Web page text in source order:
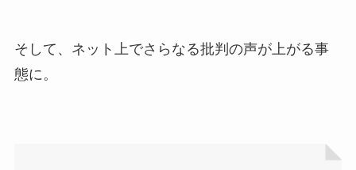
そして、ネット上でさらなる批判の声が上がる事
態に。